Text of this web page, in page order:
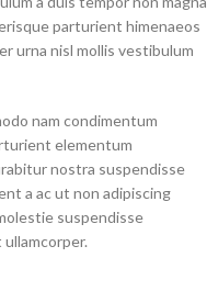
parturient himenaeos
urna nisl mollis vestibulum
nam condimentum
elementum
nostra suspendisse
a ac ut non adipiscing
suspendisse